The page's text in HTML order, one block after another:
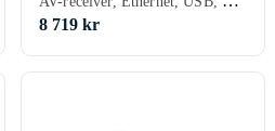
8 719 kr